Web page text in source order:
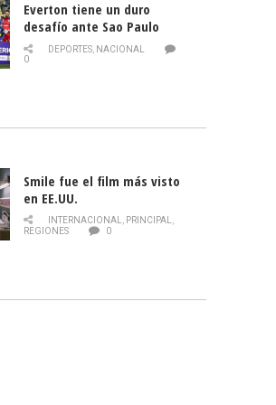
Everton tiene un duro
desafío ante Sao Paulo
DEPORTES, NACIONAL
0
Smile fue el film más visto
en EE.UU.
INTERNACIONAL, PRINCIPAL,
REGIONES
0